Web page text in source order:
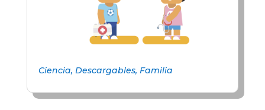
Ciencia, Descargables, Familia